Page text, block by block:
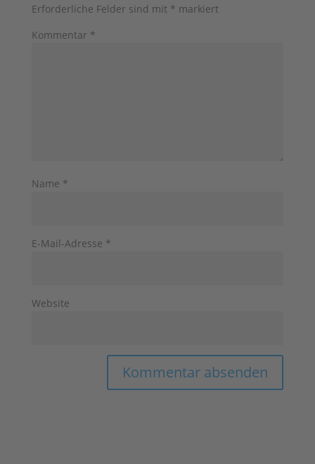
Erforderliche Felder sind mit * markiert
Kommentar *
Name *
E-Mail-Adresse *
Website